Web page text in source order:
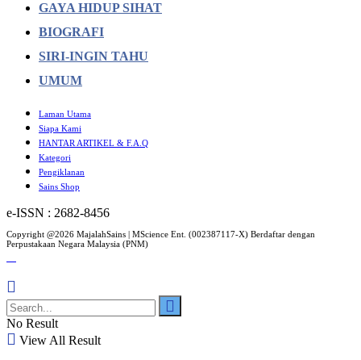
GAYA HIDUP SIHAT
BIOGRAFI
SIRI-INGIN TAHU
UMUM
Laman Utama
Siapa Kami
HANTAR ARTIKEL & F.A.Q
Kategori
Pengiklanan
Sains Shop
e-ISSN : 2682-8456
Copyright @2026 MajalahSains | MScience Ent. (002387117-X) Berdaftar dengan
Perpustakaan Negara Malaysia (PNM)
No Result
View All Result